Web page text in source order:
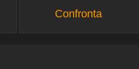
Confronta